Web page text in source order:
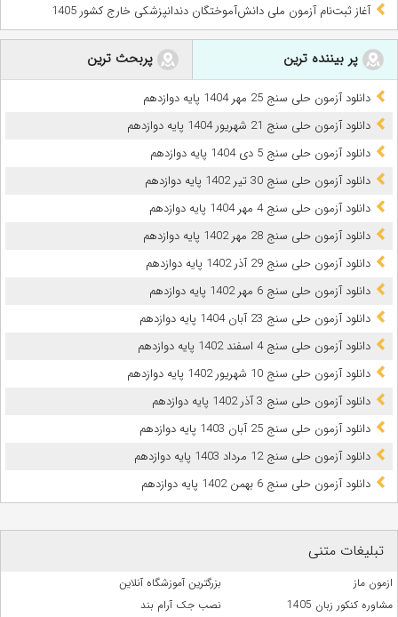
آغاز ثبت‌نام آزمون ملی دانش‌آموختگان دندانپزشکی خارج کشور 1405
پر بیننده ترین پربحث ترین
دانلود آزمون حلی سنج 25 مهر 1404 پایه دوازدهم
دانلود آزمون حلی سنج 21 شهریور 1404 پایه دوازدهم
دانلود آزمون حلی سنج 5 دی 1404 پایه دوازدهم
دانلود آزمون حلی سنج 30 تیر 1402 پایه دوازدهم
دانلود آزمون حلی سنج 4 مهر 1404 پایه دوازدهم
دانلود آزمون حلی سنج 28 مهر 1402 پایه دوازدهم
دانلود آزمون حلی سنج 29 آذر 1402 پایه دوازدهم
دانلود آزمون حلی سنج 6 مهر 1402 پایه دوازدهم
دانلود آزمون حلی سنج 23 آبان 1404 پایه دوازدهم
دانلود آزمون حلی سنج 4 اسفند 1402 پایه دوازدهم
دانلود آزمون حلی سنج 10 شهریور 1402 پایه دوازدهم
دانلود آزمون حلی سنج 3 آذر 1402 پایه دوازدهم
دانلود آزمون حلی سنج 25 آبان 1403 پایه دوازدهم
دانلود آزمون حلی سنج 12 مرداد 1403 پایه دوازدهم
دانلود آزمون حلی سنج 6 بهمن 1402 پایه دوازدهم
تبلیغات متنی
ازمون ماز
بزرگترین آموزشگاه آنلاین
مشاوره کنکور زبان 1405
نصب جک آرام بند